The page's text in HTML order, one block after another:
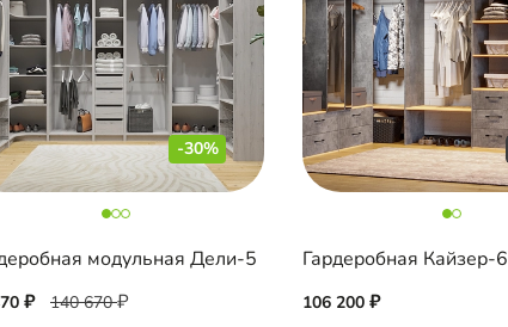
-30%
модульная Дели-5
140 670
Гардеробная Кайзер-6
106 200